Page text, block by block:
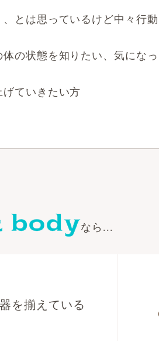
とは思っているけど中々行
の状態を知りたい、気にな
ていきたい方
なら...
を揃えている